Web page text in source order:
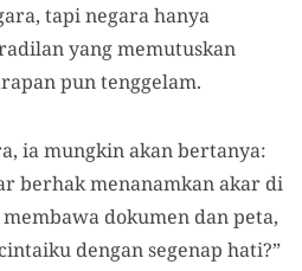
tapi negara hanya
yang memutuskan
pun tenggelam.
ia mungkin akan bertanya:
berhak menanamkan akar di
dokumen dan peta,
dengan segenap hati?”